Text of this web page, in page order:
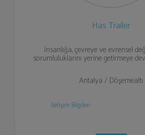
Has Trailer
İnsanlığa, çevreye ve evrensel
sorumluluklarını yerine getirmeye
Antalya / Döşemealtı
İletişim Bilgileri